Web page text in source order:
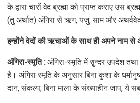
के द्वारा चारों वेद ब्रह्मा को प्राप्त कराए उस
(तु अर्थात) अंगिरा से ऋग, यजु, साम और
इन्होंने वेदों की ऋचाओं के साथ ही अपने नाम से
अंगिरा-स्मृति : अंगिरा-स्मृति में सुन्दर उपदेश तथा
है। अंगिरा स्मृति के अनुसार बिना कुशा के
दान, संकल्प; बिना माला के संख्याहीन जाप, ये